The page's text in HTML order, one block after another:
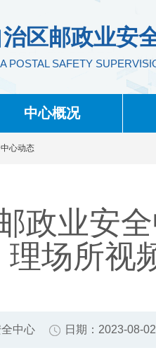
区邮政业安
POSTAL SAFETY
中心概况
心动态
政业安
中心 日期：2023-08-